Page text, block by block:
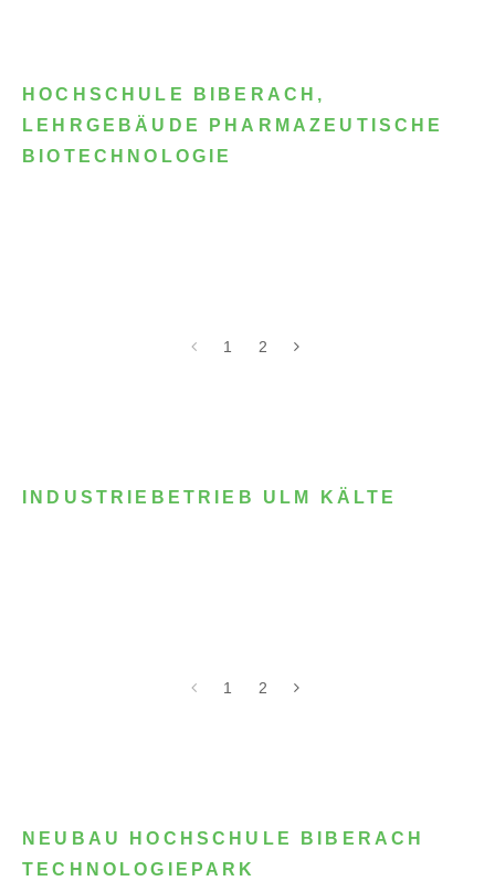
HOCHSCHULE BIBERACH,
LEHRGEBÄUDE PHARMAZEUTISCHE
BIOTECHNOLOGIE
1 2
INDUSTRIEBETRIEB ULM KÄLTE
1 2
NEUBAU HOCHSCHULE BIBERACH
TECHNOLOGIEPARK